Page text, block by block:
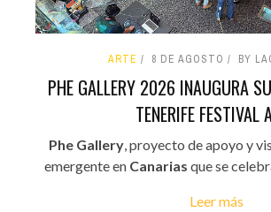
ARTE 8 DE AGOSTO BY
PHE GALLERY 2026 INAUGURA
TENERIFE FESTIVAL
Phe Gallery, proyecto de apoyo y
emergente en Canarias que se
Leer más